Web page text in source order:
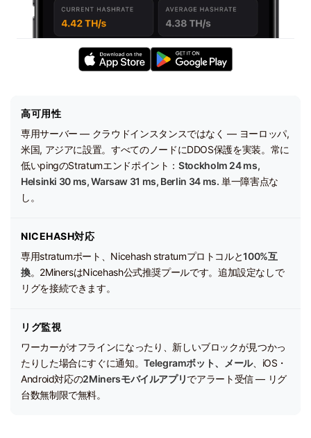
高可用性
専用サーバー — クラウドインスタンスではなく — ヨーロッパ,
米国, アジアに設置。すべてのノードにDDOS保護を実装。常に
低いpingのStratumエンドポイント：Stockholm 24 ms,
Helsinki 30 ms, Warsaw 31 ms, Berlin 34 ms. 単一障害点な
し。
NICEHASH対応
専用stratumポート、Nicehash stratumプロトコルと100%互
換。2MinersはNicehash公式推奨プールです。追加設定なしで
リグを接続できます。
リグ監視
ワーカーがオフラインになったり、新しいブロックが見つかっ
たりした場合にすぐに通知。Telegramボット、メール、iOS・
Android対応の2Minersモバイルアプリでアラート受信 — リグ
台数無制限で無料。